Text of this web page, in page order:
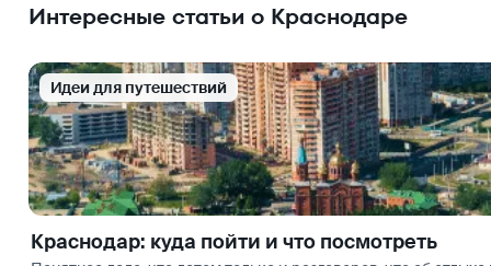
Интересные статьи о Краснодаре
Идеи для путешествий
Краснодар: куда пойти и что посмотреть